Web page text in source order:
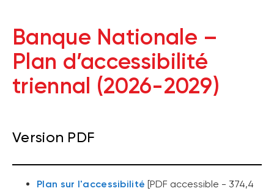
Banque Nationale –
Plan d’accessibilité
triennal (2026-2029)
Version PDF
Plan sur l'accessibilité [PDF accessible - 374,4